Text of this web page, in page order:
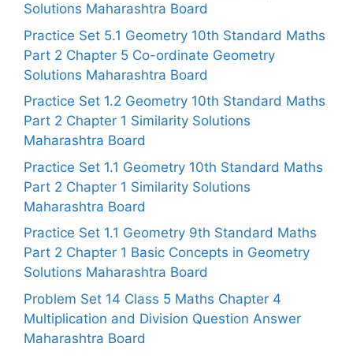
Solutions Maharashtra Board
Practice Set 5.1 Geometry 10th Standard Maths
Part 2 Chapter 5 Co-ordinate Geometry
Solutions Maharashtra Board
Practice Set 1.2 Geometry 10th Standard Maths
Part 2 Chapter 1 Similarity Solutions
Maharashtra Board
Practice Set 1.1 Geometry 10th Standard Maths
Part 2 Chapter 1 Similarity Solutions
Maharashtra Board
Practice Set 1.1 Geometry 9th Standard Maths
Part 2 Chapter 1 Basic Concepts in Geometry
Solutions Maharashtra Board
Problem Set 14 Class 5 Maths Chapter 4
Multiplication and Division Question Answer
Maharashtra Board